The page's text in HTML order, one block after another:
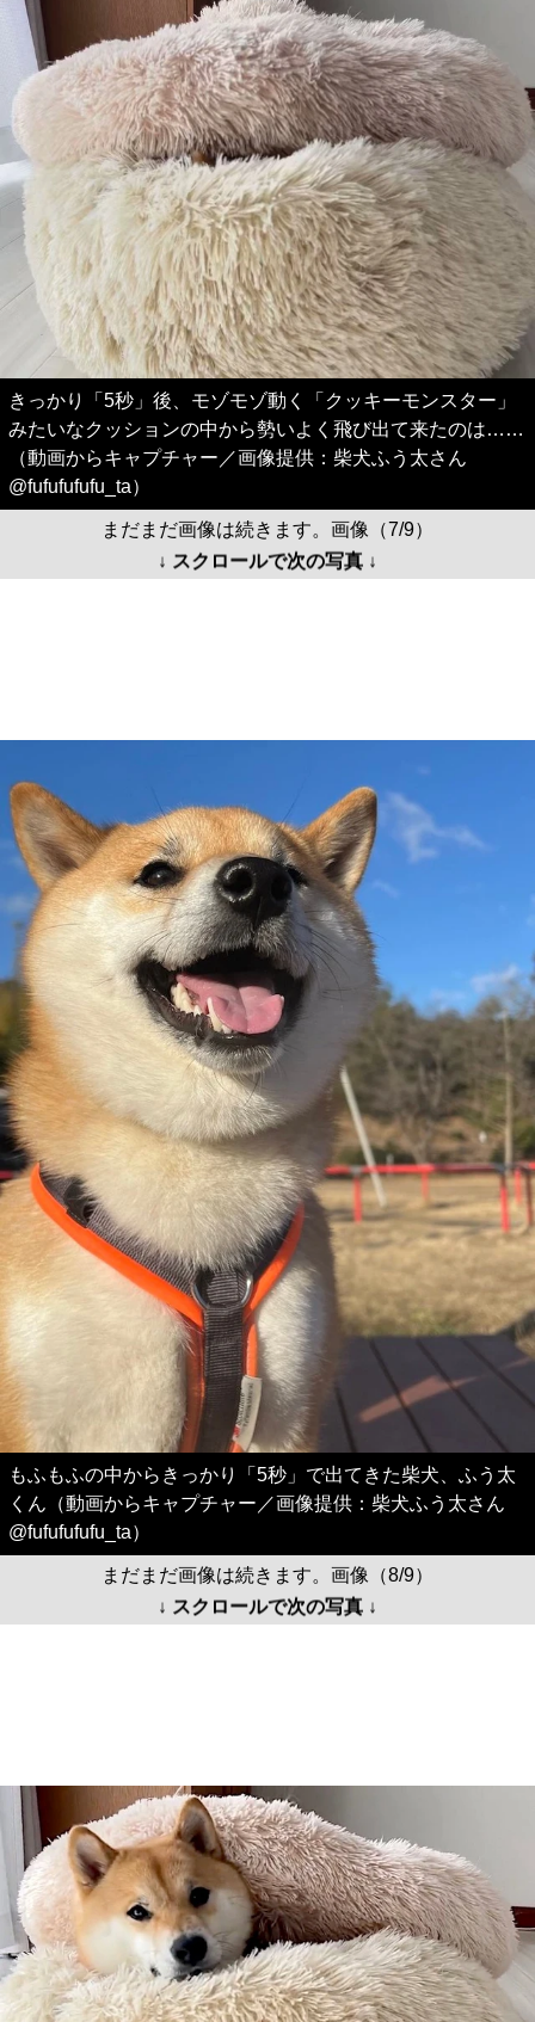
きっかり「5秒」後、モゾモゾ動く「クッキーモンスター」
みたいなクッションの中から勢いよく飛び出て来たのは……
（動画からキャプチャー／画像提供：柴犬ふう太さん
@fufufufufu_ta）
まだまだ画像は続きます。画像（7/9）
↓ スクロールで次の写真 ↓
もふもふの中からきっかり「5秒」で出てきた柴犬、ふう太
くん（動画からキャプチャー／画像提供：柴犬ふう太さん
@fufufufufu_ta）
まだまだ画像は続きます。画像（8/9）
↓ スクロールで次の写真 ↓